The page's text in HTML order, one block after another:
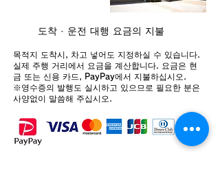
도착 · 운전 대행 요금의 지불
목적지 도착시, 차고 넣어도 지정하실 수 있습니다.
실제 주행 거리에서 요금을 계산합니다. 요금은 현
금 또는 신용 카드, PayPay에서 지불하십시오.
※영수증의 발행도 실시하고 있으므로 필요한 분은
사양없이 말씀해 주십시오.